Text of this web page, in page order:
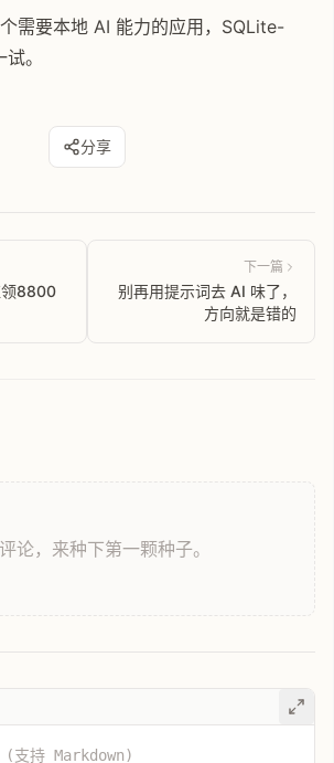
需要本地 AI 能力的应用，SQLite-
。
分享
领8800
下一篇
别再用提示词去 AI 味了，
方向就是错的
论，来种下第一颗种子。